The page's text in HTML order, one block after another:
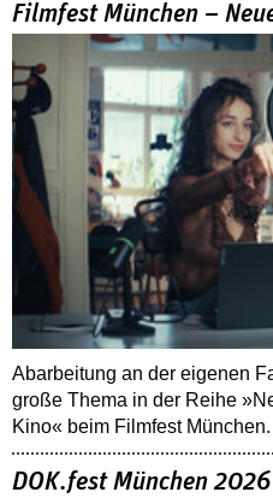
Filmfest München –
Abarbeitung an der eigenen
große Thema in der Reihe
Kino« beim Filmfest München.
DOK.fest München 2026